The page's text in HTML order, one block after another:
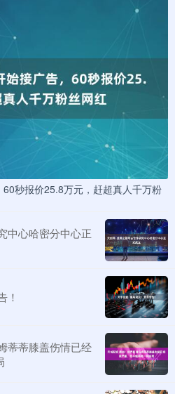
秒报价25.8万元，赶超真人千万粉
中心哈密分中心正
！
蒂蒂膝盖伤情已经